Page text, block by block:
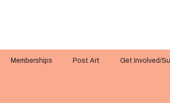
Memberships Post Art Get Involved/